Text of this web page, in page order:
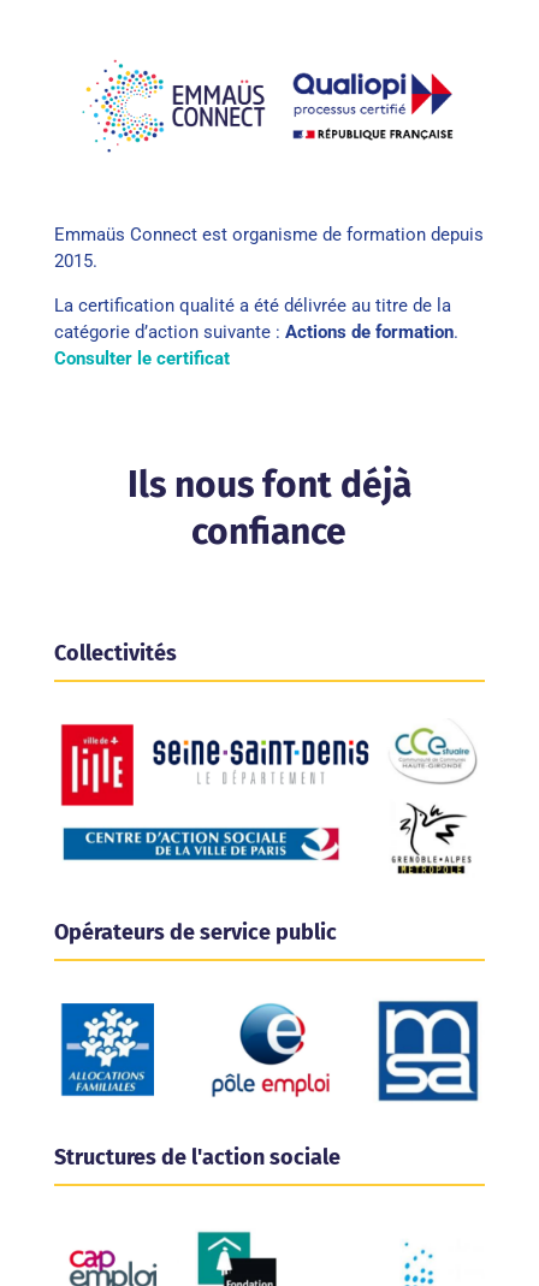
Emmaüs Connect est organisme de formation depuis
2015.
La certification qualité a été délivrée au titre de la
catégorie d’action suivante : Actions de formation.
Consulter le certificat
Ils nous font déjà
confiance
Collectivités
Opérateurs de service public
Structures de l'action sociale